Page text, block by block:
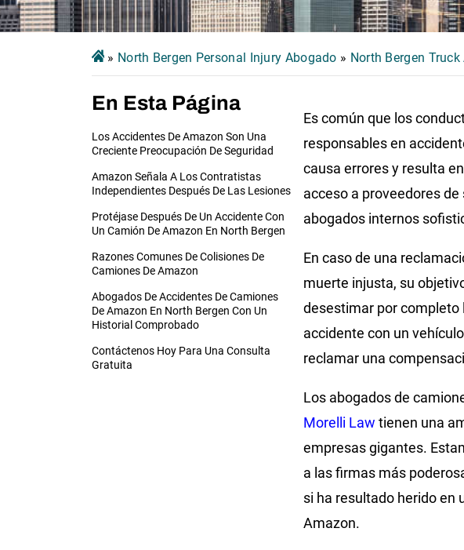
» North Bergen Personal Injury Abogado » North Bergen
En Esta Página
Los Accidentes De Amazon Son Una
Creciente Preocupación De Seguridad
Amazon Señala A Los Contratistas
Independientes Después De Las Lesiones
Protéjase Después De Un Accidente Con
Un Camión De Amazon En North Bergen
Razones Comunes De Colisiones De
Camiones De Amazon
Abogados De Accidentes De Camiones
De Amazon En North Bergen Con Un
Historial Comprobado
Contáctenos Hoy Para Una Consulta
Gratuita
Es común que los
responsables en
causa errores y resulta
acceso a proveedores
abogados internos
En caso de una
muerte injusta, su
desestimar por completo
accidente con un
reclamar una
Los abogados de
Morelli Law tienen una
empresas gigantes.
a las firmas más
si ha resultado herido en
Amazon.